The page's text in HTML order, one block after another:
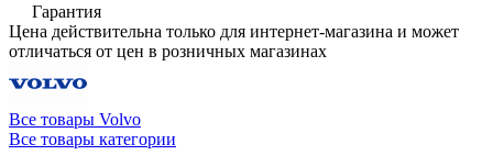
Гарантия
Цена действительна только для интернет-магазина и может
отличаться от цен в розничных магазинах
Все товары Volvo
Все товары категории